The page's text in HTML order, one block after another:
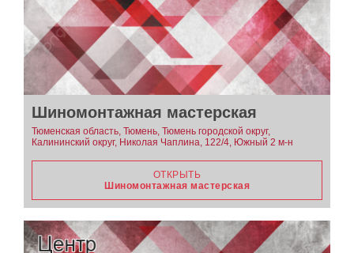
Шиномонтажная мастерская
Тюменская область, Тюмень, Тюмень городской округ,
Калининский округ, Николая Чаплина, 122/4, Южный 2 м-н
ОТКРЫТЬ
Шиномонтажная мастерская